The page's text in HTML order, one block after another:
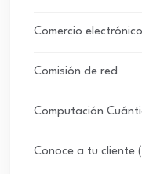
Comercio electrónico
Comisión de red
Computación
Conoce a tu cliente